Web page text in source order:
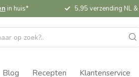
in huis* 5,95 verzending NL
Blog Recepten Klantenservice